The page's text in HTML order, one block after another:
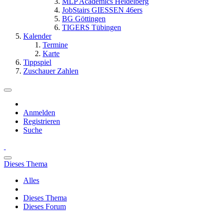
JobStairs GIESSEN 46ers
BG Göttingen
TIGERS Tübingen
Kalender
Termine
Karte
Tippspiel
Zuschauer Zahlen
Anmelden
Registrieren
Suche
Dieses Thema
Alles
Dieses Thema
Dieses Forum